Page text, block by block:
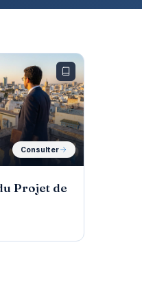
Consulter
Projet de